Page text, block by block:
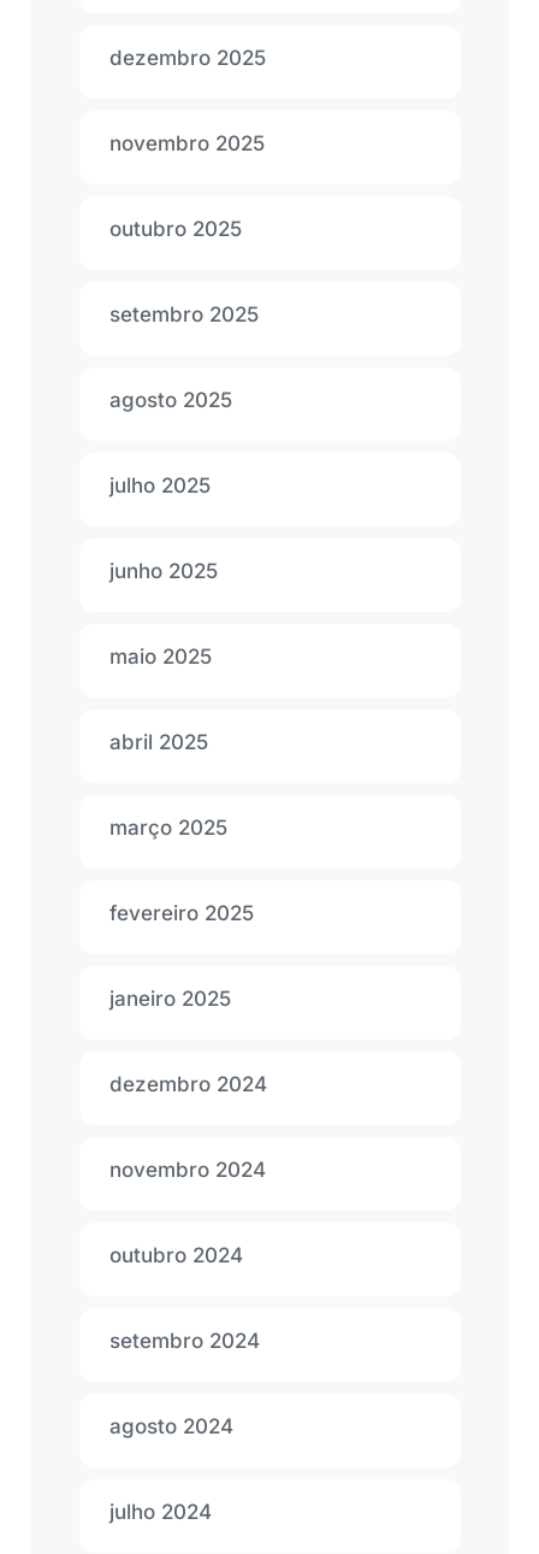
dezembro 2025
novembro 2025
outubro 2025
setembro 2025
agosto 2025
julho 2025
junho 2025
maio 2025
abril 2025
março 2025
fevereiro 2025
janeiro 2025
dezembro 2024
novembro 2024
outubro 2024
setembro 2024
agosto 2024
julho 2024